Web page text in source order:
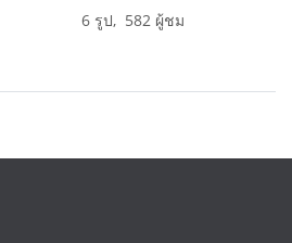
6 รูป, 582 ผู้ชม